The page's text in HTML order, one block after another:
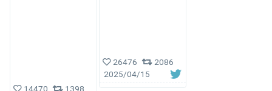
14470
1398
26476
2086
2025/04/15